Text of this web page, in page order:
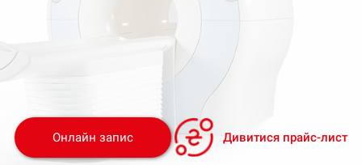
Онлайн запис Дивитися прайс-лист